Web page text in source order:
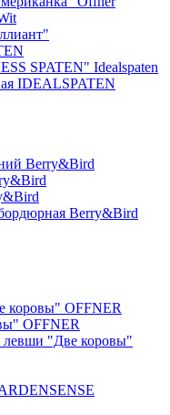
SPATEN" Idealspaten
IDEALSPATEN
Berry&Bird
Berry&Bird
коровы" OFFNER
OFFNER
левши "Две коровы"